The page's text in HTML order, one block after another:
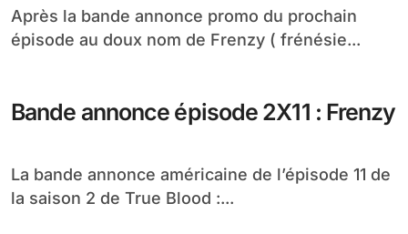
Après la bande annonce promo du prochain
épisode au doux nom de Frenzy ( frénésie...
Bande annonce épisode 2X11 : Frenzy
La bande annonce américaine de l’épisode 11 de
la saison 2 de True Blood :...